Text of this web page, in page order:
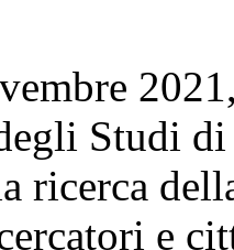
Studi
ricerca
e